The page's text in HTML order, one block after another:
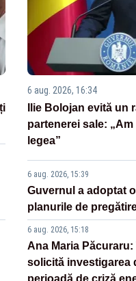
6 aug. 2026, 16:34
Ilie Bolojan evită un
partenerei sale:
legea”
6 aug. 2026, 15:39
Guvernul a adoptat
planurile de
6 aug. 2026, 15:18
Ana Maria
solicită investigarea